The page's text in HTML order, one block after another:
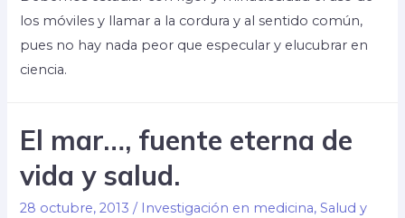
los móviles y llamar a la cordura y al sentido común,
pues no hay nada peor que especular y elucubrar en
ciencia.
El mar…, fuente eterna de
vida y salud.
28 octubre, 2013 / Investigación en medicina,Salud y